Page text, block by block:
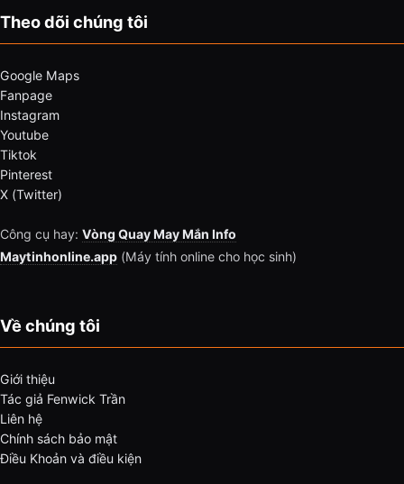
Theo dõi chúng tôi
Google Maps
Fanpage
Instagram
Youtube
Tiktok
Pinterest
X (Twitter)
Công cụ hay: Vòng Quay May Mắn Info
Maytinhonline.app (Máy tính online cho học sinh)
Về chúng tôi
Giới thiệu
Tác giả Fenwick Trần
Liên hệ
Chính sách bảo mật
Điều Khoản và điều kiện